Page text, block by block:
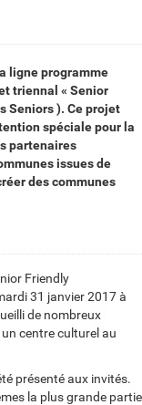
ligne programme
triennal « Senior
Seniors ). Ce projet
spéciale pour la
partenaires
issues de
des communes
Friendly
31 janvier 2017 à
de nombreux
centre culturel au
présenté aux invités.
la plus grande partie